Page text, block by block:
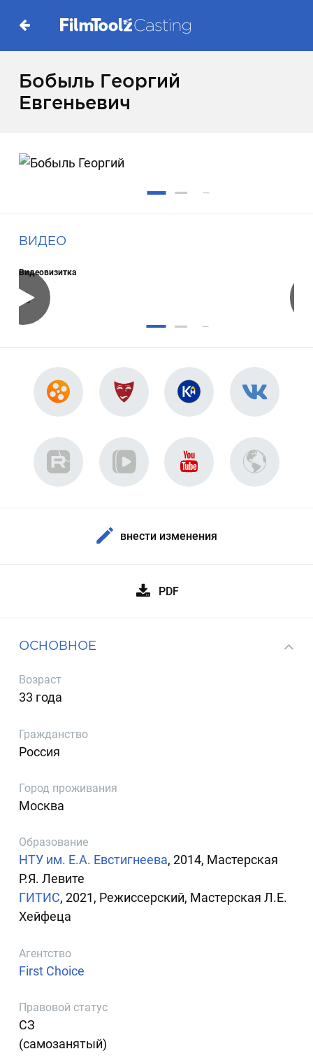
Бобыль Георгий
Евгеньевич
ВИДЕО
Видеовизитка
внести изменения
PDF
ОСНОВНОЕ
Возраст
33 года
Гражданство
Россия
Город проживания
Москва
Образование
НТУ им. Е.А. Евстигнеева, 2014, Мастерская
Р.Я. Левите
ГИТИС, 2021, Режиссерский, Мастерская Л.Е.
Хейфеца
Агентство
First Choice
Правовой статус
СЗ
(самозанятый)